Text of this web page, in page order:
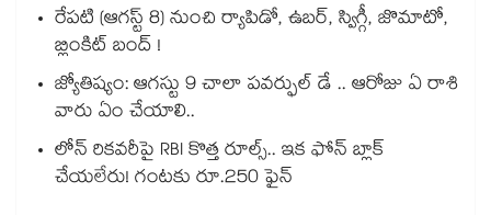
రేపటి (ఆగస్ట్ 8) నుంచి ర్యాపిడో, ఉబర్, స్విగ్గీ, జొమాటో,
బ్లింకిట్ బంద్ !
జ్యోతిష్యం: ఆగస్టు 9 చాలా పవర్ఫుల్ డే .. ఆరోజు ఏ రాశి
వారు ఏం చేయాలి..
లోన్ రికవరీపై RBI కొత్త రూల్స్.. ఇక ఫోన్ బ్లాక్
చేయలేరు! గంటకు రూ.250 ఫైన్